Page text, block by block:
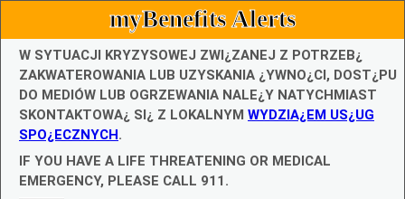
myBenefits Alerts
W SYTUACJI KRYZYSOWEJ ZWI¿ZANEJ Z POTRZEB¿
ZAKWATEROWANIA LUB UZYSKANIA ¿YWNO¿CI, DOST¿PU
DO MEDIÓW LUB OGRZEWANIA NALE¿Y NATYCHMIAST
SKONTAKTOWA¿ SI¿ Z LOKALNYM WYDZIA¿EM US¿UG
SPO¿ECZNYCH.
IF YOU HAVE A LIFE THREATENING OR MEDICAL
EMERGENCY, PLEASE CALL 911.